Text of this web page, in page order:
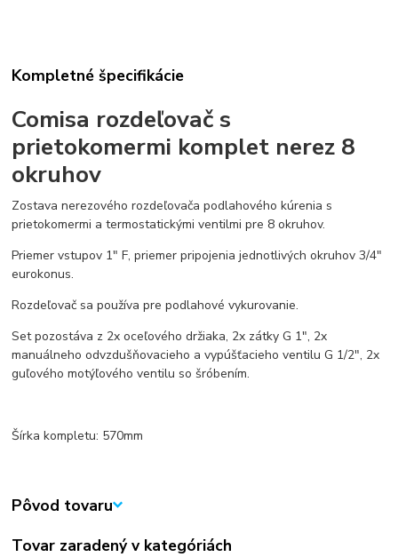
Kompletné špecifikácie
Comisa rozdeľovač s
prietokomermi komplet nerez 8
okruhov
Zostava nerezového rozdeľovača podlahového kúrenia s
prietokomermi a termostatickými ventilmi pre 8 okruhov.
Priemer vstupov 1" F, priemer pripojenia jednotlivých okruhov 3/4"
eurokonus.
Rozdeľovač sa používa pre podlahové vykurovanie.
Set pozostáva z 2x oceľového držiaka, 2x zátky G 1", 2x
manuálneho odvzdušňovacieho a vypúšťacieho ventilu G 1/2", 2x
guľového motýľového ventilu so šróbením.
Šírka kompletu: 570mm
Pôvod tovaru
Tovar zaradený v kategóriách